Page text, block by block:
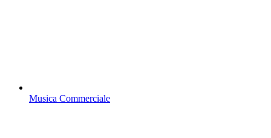
Musica Commerciale